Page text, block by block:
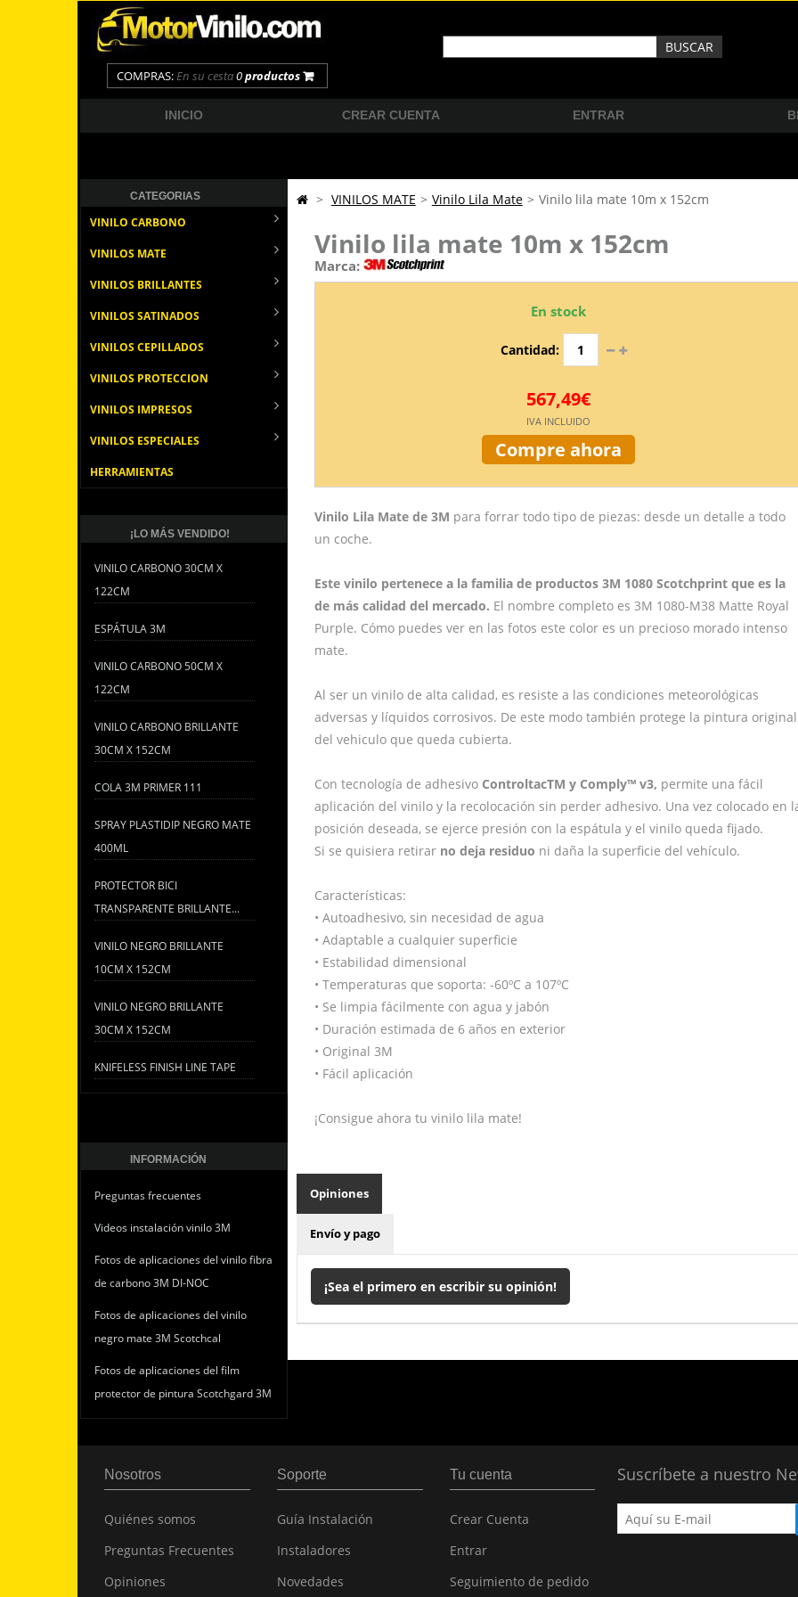
COMPRAS:En su cesta0productos
INICIO CREAR CUENTA ENTRAR
CATEGORIAS
VINILO CARBONO
VINILOS MATE
VINILOS BRILLANTES
VINILOS SATINADOS
VINILOS CEPILLADOS
VINILOS PROTECCION
VINILOS IMPRESOS
VINILOS ESPECIALES
HERRAMIENTAS
¡LO MÁS VENDIDO!
VINILO CARBONO 30CM X
122CM
ESPÁTULA 3M
VINILO CARBONO 50CM X
122CM
VINILO CARBONO BRILLANTE
30CM X 152CM
COLA 3M PRIMER 111
SPRAY PLASTIDIP NEGRO MATE
400ML
PROTECTOR BICI
TRANSPARENTE BRILLANTE...
VINILO NEGRO BRILLANTE
10CM X 152CM
VINILO NEGRO BRILLANTE
30CM X 152CM
KNIFELESS FINISH LINE TAPE
INFORMACIÓN
Preguntas frecuentes
Videos instalación vinilo 3M
Fotos de aplicaciones del vinilo fibra
de carbono 3M DI-NOC
Fotos de aplicaciones del vinilo
negro mate 3M Scotchcal
Fotos de aplicaciones del film
protector de pintura Scotchgard 3M
> VINILOS MATE > Vinilo Lila Mate > Vinilo lila mate 10m x 152cm
Vinilo lila mate 10m x 152cm
Marca:
En stock
Cantidad:
567,49€
IVA INCLUIDO
Compre ahora
Vinilo Lila Mate de 3M para forrar todo tipo de piezas: desde un detalle a todo
un coche.
Este vinilo pertenece a la familia de productos 3M 1080 Scotchprint que es la
de más calidad del mercado. El nombre completo es 3M 1080-M38 Matte Royal
Purple. Cómo puedes ver en las fotos este color es un precioso morado intenso
mate.
Al ser un vinilo de alta calidad, es resiste a las condiciones meteorológicas
adversas y líquidos corrosivos. De este modo también protege la pintura original
del vehiculo que queda cubierta.
Con tecnología de adhesivo ControltacTM y Comply™ v3, permite una fácil
aplicación del vinilo y la recolocación sin perder adhesivo. Una vez colocado en
posición deseada, se ejerce presión con la espátula y el vinilo queda fijado.
Si se quisiera retirar no deja residuo ni daña la superficie del vehículo.
Características:
• Autoadhesivo, sin necesidad de agua
• Adaptable a cualquier superficie
• Estabilidad dimensional
• Temperaturas que soporta: -60ºC a 107ºC
• Se limpia fácilmente con agua y jabón
• Duración estimada de 6 años en exterior
• Original 3M
• Fácil aplicación
¡Consigue ahora tu vinilo lila mate!
Opiniones
Envío y pago
¡Sea el primero en escribir su opinión!
Nosotros
Quiénes somos
Preguntas Frecuentes
Opiniones
Soporte
Guía Instalación
Instaladores
Novedades
Tu cuenta
Crear Cuenta
Entrar
Seguimiento de pedido
Suscríbete a nuestro